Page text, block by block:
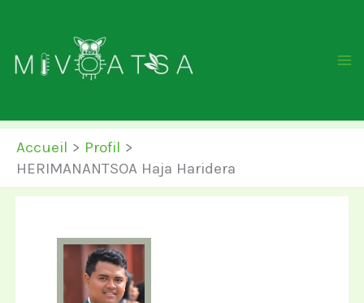
contenu
Accueil
Profil
HERIMANANTSOA Haja Haridera